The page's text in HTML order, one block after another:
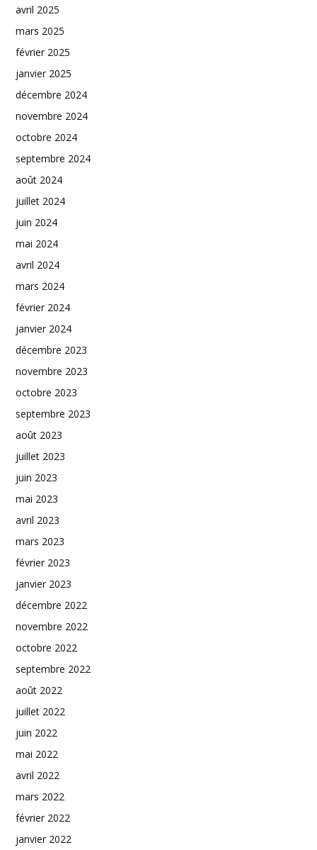
avril 2025
mars 2025
février 2025
janvier 2025
décembre 2024
novembre 2024
octobre 2024
septembre 2024
août 2024
juillet 2024
juin 2024
mai 2024
avril 2024
mars 2024
février 2024
janvier 2024
décembre 2023
novembre 2023
octobre 2023
septembre 2023
août 2023
juillet 2023
juin 2023
mai 2023
avril 2023
mars 2023
février 2023
janvier 2023
décembre 2022
novembre 2022
octobre 2022
septembre 2022
août 2022
juillet 2022
juin 2022
mai 2022
avril 2022
mars 2022
février 2022
janvier 2022